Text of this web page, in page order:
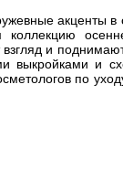
акценты
и
выкройками и
по